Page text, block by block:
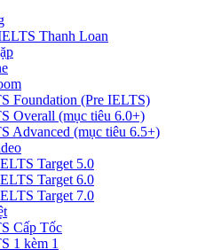
Thanh Loan
Foundation (Pre IELTS)
Overall (mục tiêu 6.0+)
Advanced (mục tiêu 6.5+)
Target 5.0
Target 6.0
Target 7.0
Cấp Tốc
1 kèm 1